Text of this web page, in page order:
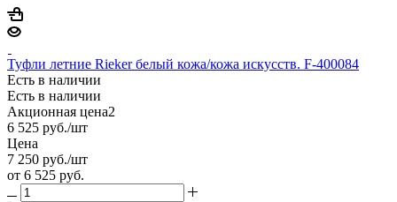
Туфли летние Rieker белый кожа/кожа искусств. F-400084
Есть в наличии
Есть в наличии
Акционная цена2
6 525 руб./шт
Цена
7 250 руб./шт
от 6 525 руб.